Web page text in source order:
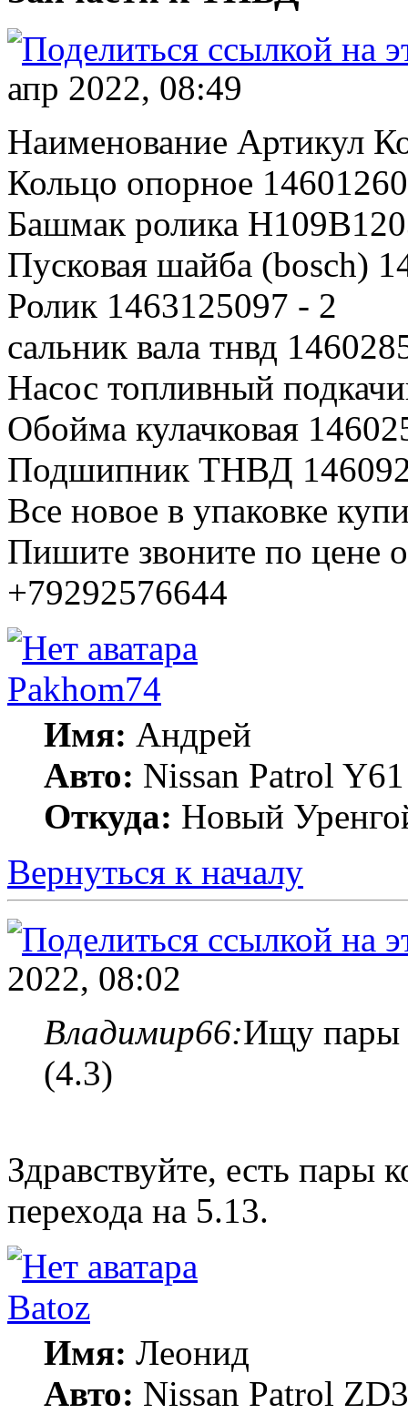
апр 2022, 08:49
Наименование Артикул
Кольцо опорное
Башмак ролика
Пусковая шайба (bosch)
Ролик 1463125097 - 2
сальник вала тнвд
Насос топливный
Обойма кулачковая
Подшипник ТНВД
Все новое в упаковке
Пишите звоните по цене
+79292576644
Pakhom74
Имя: Андрей
Авто: Nissan Patrol
Откуда: Новый
Вернуться к началу
2022, 08:02
Владимир66:Ищу пары
(4.3)
Здравствуйте, есть пары
перехода на 5.13.
Batoz
Имя: Леонид
Авто: Nissan Patrol